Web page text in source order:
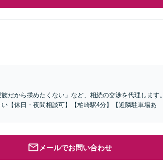
だから揉めたくない」など、相続の交渉を代理します。
【休日・夜間相談可】【柏崎駅4分】【近隣駐車場あ
メールでお問い合わせ